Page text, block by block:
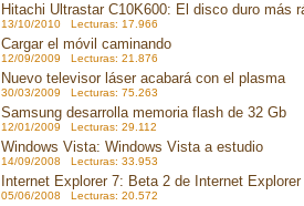
Hitachi Ultrastar C10K600: El disco duro más
13/10/2010 Lecturas: 17.966
Cargar el móvil caminando
12/09/2009 Lecturas: 21.876
Nuevo televisor láser acabará con el plasma
30/03/2009 Lecturas: 75.263
Samsung desarrolla memoria flash de 32 Gb
12/01/2009 Lecturas: 29.112
Windows Vista: Windows Vista a estudio
14/09/2008 Lecturas: 33.953
Internet Explorer 7: Beta 2 de Internet Explorer
05/06/2008 Lecturas: 20.572